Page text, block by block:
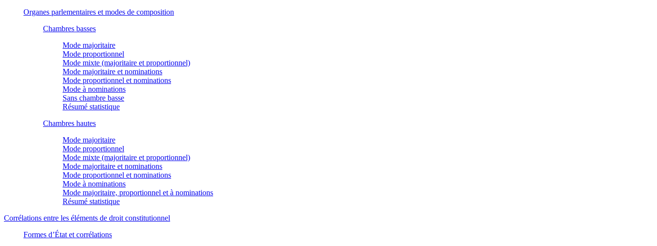
Organes parlementaires et modes de composition
Chambres basses
Mode majoritaire
Mode proportionnel
Mode mixte (majoritaire et proportionnel)
Mode majoritaire et nominations
Mode proportionnel et nominations
Mode à nominations
Sans chambre basse
Résumé statistique
Chambres hautes
Mode majoritaire
Mode proportionnel
Mode mixte (majoritaire et proportionnel)
Mode majoritaire et nominations
Mode proportionnel et nominations
Mode à nominations
Mode majoritaire, proportionnel et à nominations
Résumé statistique
Corrélations entre les éléments de droit constitutionnel
Formes d’État et corrélations